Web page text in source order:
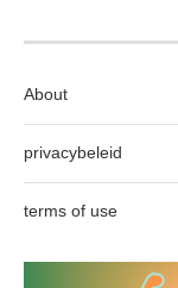
About
privacybeleid
terms of use